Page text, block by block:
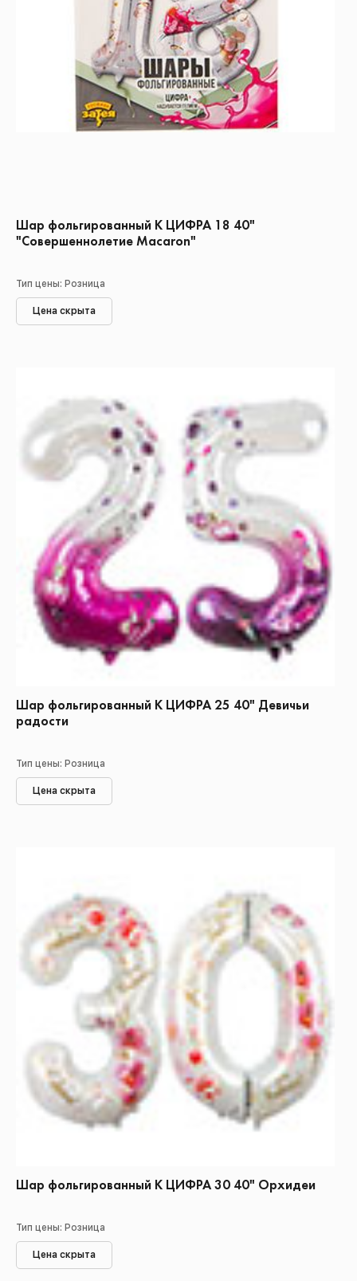
Шар фольгированный К ЦИФРА 18 40"
"Совершеннолетие Macaron"
Тип цены: Розница
Цена скрыта
Шар фольгированный К ЦИФРА 25 40" Девичьи
радости
Тип цены: Розница
Цена скрыта
Шар фольгированный К ЦИФРА 30 40" Орхидеи
Тип цены: Розница
Цена скрыта